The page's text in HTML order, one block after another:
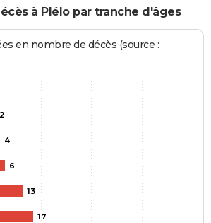
à Plélo par tranche d'âges
en nombre de décès (source :
2
4
6
13
17